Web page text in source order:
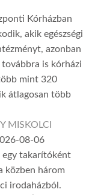
Kórházban
akik egészségi
azonban
is kórházi
mint 320
átlagosan több
MISKOLCI
08-06
egy takarítóként
közben három
irodaházból.